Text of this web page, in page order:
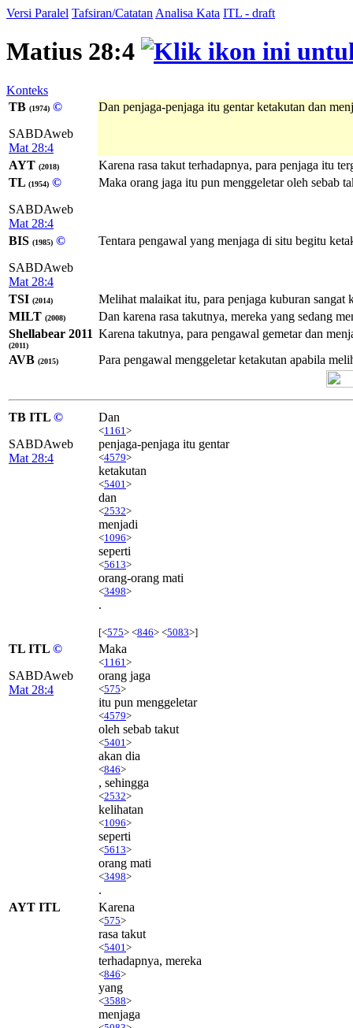
Versi Paralel Tafsiran/Catatan Analisa Kata ITL - draft
Matius 28:4
Konteks
TB (1974) ©
SABDAweb
Mat 28:4
Dan penjaga-penjaga itu gentar ketakutan dan
AYT (2018)
Karena rasa takut terhadapnya, para penjaga itu
TL (1954) ©
SABDAweb
Mat 28:4
Maka orang jaga itu pun menggeletar oleh sebab
BIS (1985) ©
SABDAweb
Mat 28:4
Tentara pengawal yang menjaga di situ begitu
TSI (2014)
Melihat malaikat itu, para penjaga kuburan sangat
MILT (2008)
Dan karena rasa takutnya, mereka yang sedang
Shellabear 2011
(2011)
Karena takutnya, para pengawal gemetar dan
AVB (2015) Para pengawal menggeletar ketakutan apabila
TB ITL ©
SABDAweb
Mat 28:4
Dan
<1161 >
penjaga-penjaga itu gentar
<4579>
ketakutan
<5401 >
dan
<2532>
menjadi
<1096>
seperti
<5613>
orang-orang mati
<3498>
.
[<575> <846> <5083>]
TL ITL ©
SABDAweb
Mat 28:4
Maka
<1161 >
orang jaga
<575>
itu pun menggeletar
<4579>
oleh sebab takut
<5401 >
akan dia
<846>
, sehingga
<2532>
kelihatan
<1096>
seperti
<5613>
orang mati
<3498>
.
AYT ITL
Karena
<575>
rasa takut
<5401 >
terhadapnya, mereka
<846>
yang
<3588>
menjaga